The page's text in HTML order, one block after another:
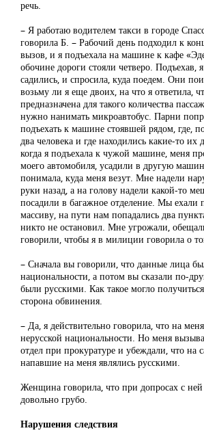
речь.
– Я работаю водителем такси в городе
говорила Б. – Рабочий день подходил к
вызов, и я подъехала на машине к кафе
обочине дороги стояли четверо. Подъехав,
садились, и спросила, куда поедем. Они
возьму ли я еще двоих, на что я ответила,
предназначена для такого количества
нужно нанимать микроавтобус. Парни
подъехать к машине стоявшей рядом, где,
два человека и где находились какие-то
когда я подъехала к чужой машине, меня
моего автомобиля, усадили в другую
понимала, куда меня везут. Мне надели
руки назад, а на голову надели какой-то
посадили в багажное отделение. Мы ехали
массиву, на пути нам попадались два
никто не остановил. Мне угрожали,
говорили, чтобы я в милиции говорила о
– Сначала вы говорили, что данные лица
национальности, а потом вы сказали по-
были русскими. Как такое могло
сторона обвинения.
– Да, я действительно говорила, что на
нерусской национальности. Но меня
отдел при прокуратуре и убеждали, что на
напавшие на меня являлись русскими.
Женщина говорила, что при допросах с ней
довольно грубо.
Нарушения следствия